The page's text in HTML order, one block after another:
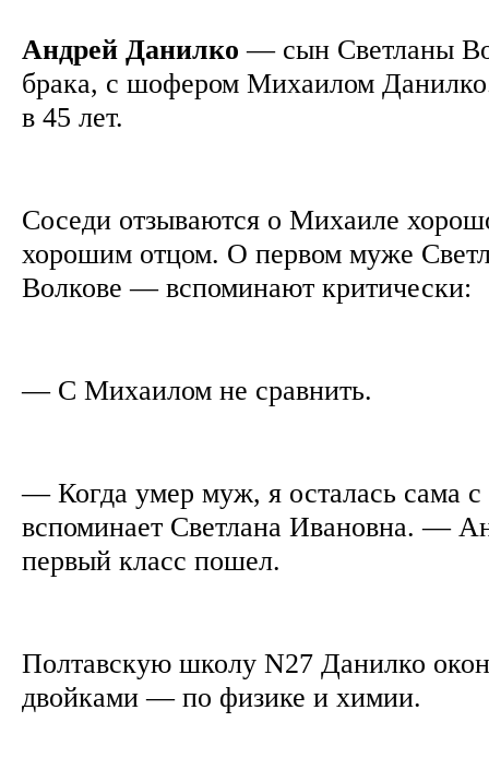
Андрей Данилко — сын Светланы
брака, с шофером Михаилом
в 45 лет.
Соседи отзываются о Михаиле
хорошим отцом. О первом муже
Волкове — вспоминают критически:
— С Михаилом не сравнить.
— Когда умер муж, я осталась сама
вспоминает Светлана Ивановна. —
первый класс пошел.
Полтавскую школу N27 Данилко
двойками — по физике и химии.